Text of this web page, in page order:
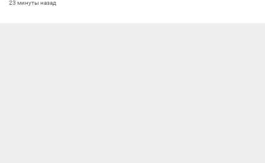
23 минуты назад